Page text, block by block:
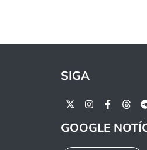
SIGA
GOOGLE